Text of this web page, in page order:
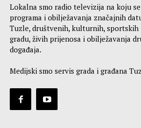
Lokalna smo radio televizija na koju
programa i obilježavanja značajnih
Tuzle, društvenih, kulturnih, sportskih
gradu, živih prijenosa i obilježavanja
događaja.
Medijski smo servis grada i građana